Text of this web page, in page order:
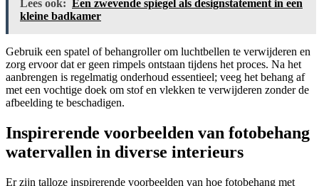
Lees ook: Een zwevende spiegel als designstatement in een
kleine badkamer
Gebruik een spatel of behangroller om luchtbellen te verwijderen en
zorg ervoor dat er geen rimpels ontstaan tijdens het proces. Na het
aanbrengen is regelmatig onderhoud essentieel; veeg het behang af
met een vochtige doek om stof en vlekken te verwijderen zonder de
afbeelding te beschadigen.
Inspirerende voorbeelden van fotobehang
watervallen in diverse interieurs
Er zijn talloze inspirerende voorbeelden van hoe fotobehang met